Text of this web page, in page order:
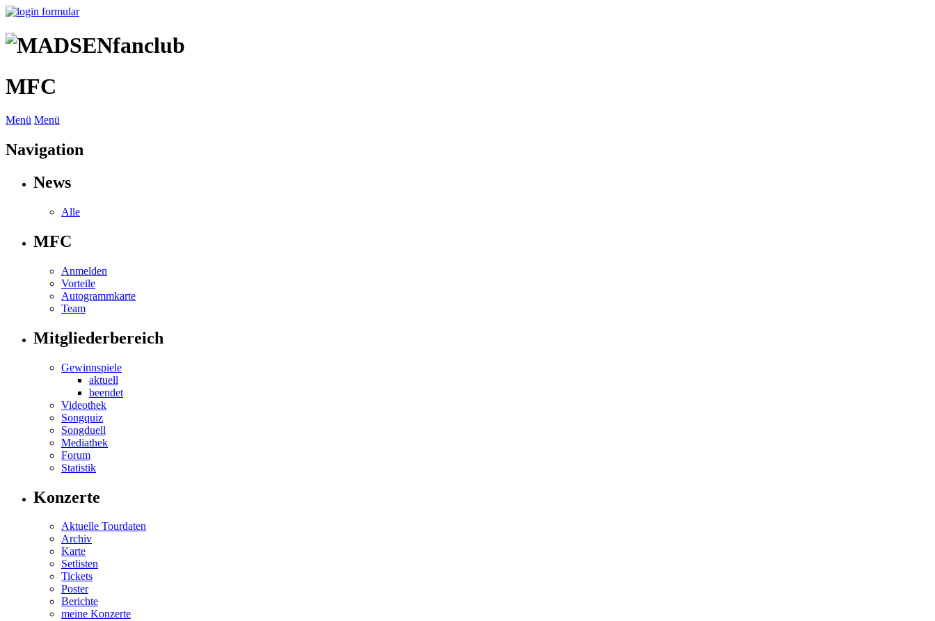
MFC
Menü Menü
Navigation
News
Alle
MFC
Anmelden
Vorteile
Autogrammkarte
Team
Mitgliederbereich
Gewinnspiele
aktuell
beendet
Videothek
Songquiz
Songduell
Mediathek
Forum
Statistik
Konzerte
Aktuelle Tourdaten
Archiv
Karte
Setlisten
Tickets
Poster
Berichte
meine Konzerte